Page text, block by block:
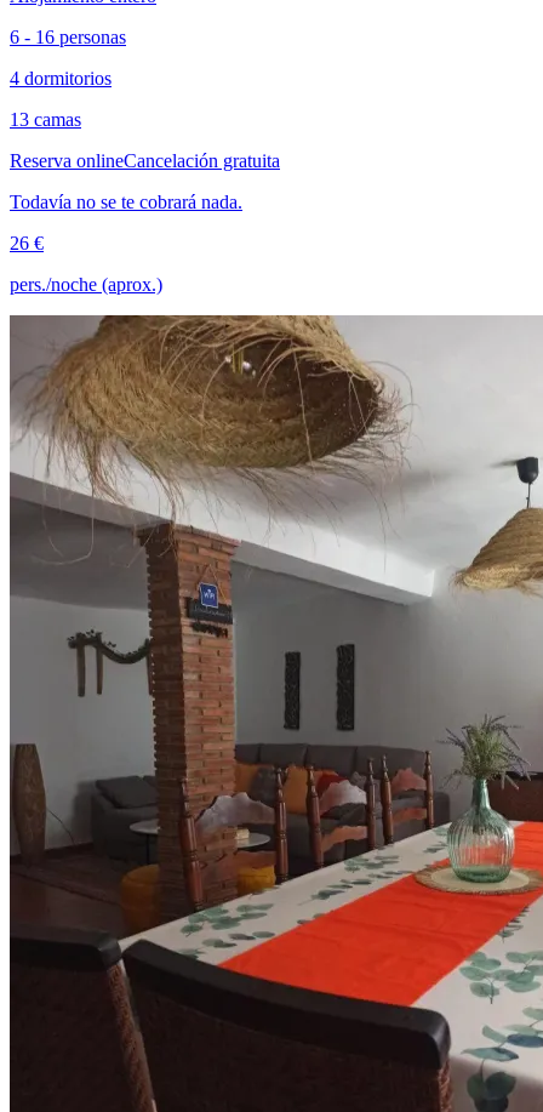
6 - 16 personas
4 dormitorios
13 camas
Reserva onlineCancelación gratuita
Todavía no se te cobrará nada.
26 €
pers./noche (aprox.)